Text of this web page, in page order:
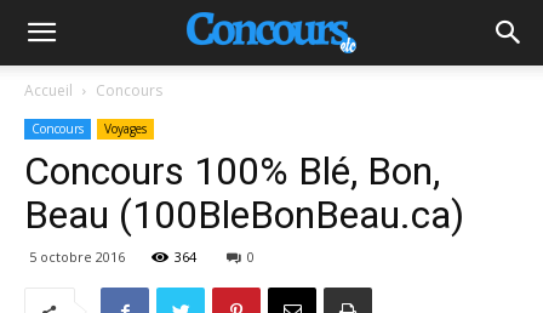
Accueil Concours
Concours Voyages
Concours 100% Blé, Bon,
Beau (100BleBonBeau.ca)
5 octobre 2016 364 0